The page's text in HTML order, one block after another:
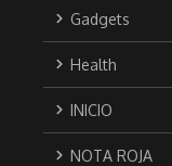
Gadgets
Health
INICIO
NOTA ROJA